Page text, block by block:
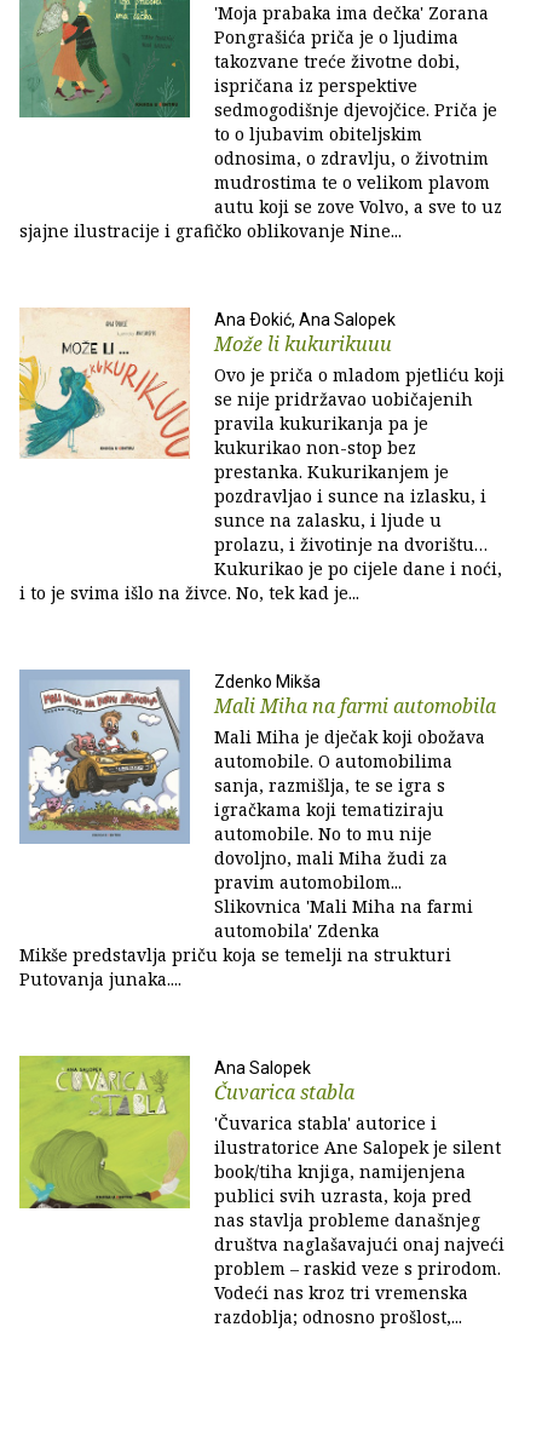
'Moja prabaka ima dečka' Zorana
Pongrašića priča je o ljudima
takozvane treće životne dobi,
ispričana iz perspektive
sedmogodišnje djevojčice. Priča je
to o ljubavim obiteljskim
odnosima, o zdravlju, o životnim
mudrostima te o velikom plavom
autu koji se zove Volvo, a sve to uz
sjajne ilustracije i grafičko oblikovanje Nine...
Ana Ðokić, Ana Salopek
Može li kukurikuuu
Ovo je priča o mladom pjetliću koji
se nije pridržavao uobičajenih
pravila kukurikanja pa je
kukurikao non-stop bez
prestanka. Kukurikanjem je
pozdravljao i sunce na izlasku, i
sunce na zalasku, i ljude u
prolazu, i životinje na dvorištu…
Kukurikao je po cijele dane i noći,
i to je svima išlo na živce. No, tek kad je...
Zdenko Mikša
Mali Miha na farmi automobila
Mali Miha je dječak koji obožava
automobile. O automobilima
sanja, razmišlja, te se igra s
igračkama koji tematiziraju
automobile. No to mu nije
dovoljno, mali Miha žudi za
pravim automobilom...
Slikovnica 'Mali Miha na farmi
automobila' Zdenka
Mikše predstavlja priču koja se temelji na strukturi
Putovanja junaka....
Ana Salopek
Čuvarica stabla
'Čuvarica stabla' autorice i
ilustratorice Ane Salopek je silent
book/tiha knjiga, namijenjena
publici svih uzrasta, koja pred
nas stavlja probleme današnjeg
društva naglašavajući onaj najveći
problem – raskid veze s prirodom.
Vodeći nas kroz tri vremenska
razdoblja; odnosno prošlost,...